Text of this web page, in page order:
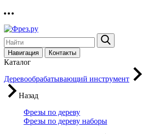
Навигация Контакты
Каталог
Деревообрабатывающий инструмент
Назад
Фрезы по дереву
Фрезы по дереву наборы